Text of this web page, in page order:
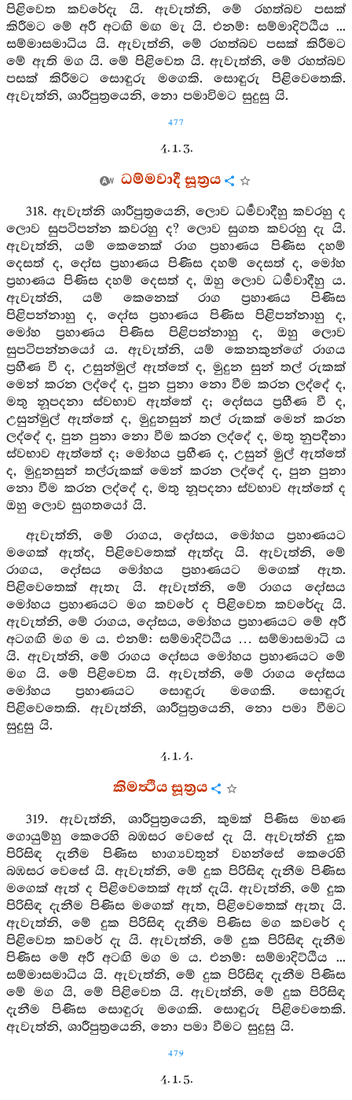
පිළිවෙත කවරේදැ යි. ඇවැත්නි, මේ රහත්බව පසක්
කිරීමට මේ අරී අටඟි මඟ මැ යි. එනම්: සම්මාදිට්ඨිය ...
සම්මාසමාධිය යි. ඇවැත්නි, මේ රහත්බව පසක් කිරීමට
මේ ඇති මග යි. මේ පිළිවෙත යි. ඇවැත්නි, මේ රහත්බව
පසක් කිරීමට සොඳුරු මගෙකි. සොඳුරු පිළිවෙතෙකි.
ඇවැත්නි, ශාරීපුත්‍රයෙනි, නො පමාවිමට සුදුසු යි.
477
4. 1. 3.
ධම්මවාදී සූත්‍රය
318. ඇවැත්නි ශාරීපුත්‍රයෙනි, ලොව ධර්‍මවාදීහු කවරහු ද
ලොව සුපටිපන්න කවරහු ද? ලොව සුගත කවරහු දැ යි.
ඇවැත්නි, යම් කෙනෙක් රාග ප්‍රහාණය පිණිස දහම්
දෙසත් ද, දෝස ප්‍රහාණය පිණිස දහම් දෙසත් ද, මෝහ
ප්‍රහාණය පිණිස දහම් දෙසත් ද, ඔහු ලොව ධර්‍මවාදීහු ය.
ඇවැත්නි, යම් කෙනෙක් රාග ප්‍රහාණය පිණිස
පිළිපන්නාහු ද, දෝස ප්‍රහාණය පිණිස පිළිපන්නාහු ද,
මෝහ ප්‍රහාණය පිණිස පිළිපන්නාහු ද, ඔහු ලොව
සුපටිපන්නයෝ ය. ඇවැත්නි, යම් කෙනකුන්ගේ රාගය
ප්‍රහීණ වී ද, උසුන්මුල් ඇත්තේ ද, මුදුන සුන් තල් රුකක්
මෙන් කරන ලද්දේ ද, පුන පුනා නො වීම කරන ලද්දේ ද,
මතු නූපදනා ස්වභාව ඇත්තේ ද; දෝසය ප්‍රහීණ වී ද,
උසුන්මුල් ඇත්තේ ද, මුදුනසුන් තල් රුකක් මෙන් කරන
ලද්දේ ද, පුන පුනා නො වීම කරන ලද්දේ ද, මතු නුපදීනා
ස්වභාව ඇත්තේ ද; මෝහය ප්‍රහීණ ද, උසුන් මුල් ඇත්තේ
ද, මුදුනසුන් තල්රුකක් මෙන් කරන ලද්දේ ද, පුන පුනා
නො වීම කරන ලද්දේ ද, මතු නූපදනා ස්වභාව ඇත්තේ ද
ඔහු ලොව සුගතයෝ යි.
ඇවැත්නි, මේ රාගය, දෝසය, මෝහය ප්‍රහාණයට
මගෙක් ඇත්ද, පිළිවෙතෙක් ඇත්දැ යි. ඇවැත්නි, මේ
රාගය, දෝසය මෝහය ප්‍රහාණයට මගෙක් ඇත.
පිළිවෙතෙක් ඇතැ යි. ඇවැත්නි, මේ රාගය දෝසය
මෝහය ප්‍රහාණයට මග කවරේ ද පිළිවෙත කවරේදැ යි.
ඇවැත්නි, මේ රාගය, දෝසය, මෝහය ප්‍රහාණයට මේ අරී
අටගඟි මග ම ය. එනම්: සම්මාදිට්ඨිය … සම්මාසමාධි ය
යි. ඇවැත්නි, මේ රාගය දෝසය මෝහය ප්‍රහාණයට මේ
මග යි. මේ පිළිවෙත යි. ඇවැත්නි, මේ රාගය දෝසය
මෝහය ප්‍රහාණයට සොඳුරු මගෙකි. සොඳුරු
පිළිවෙතෙකි. ඇවැත්නි, ශාරීපුත්‍රයෙනි, නො පමා වීමට
සුදුසු යි.
4. 1. 4.
කිමත්‍ථිය සූත්‍රය
319. ඇවැත්නි, ශාරීපුත්‍රයෙනි, කුමක් පිණිස මහණ
ගොයුම්හු කෙරෙහි බඹසර වෙසේ දැ යි. ඇවැත්නි දුක
පිරිසිඳ දැනීම පිණිස භාග්‍යවතුන් වහන්සේ කෙරෙහි
බඹසර වෙසේ යි. ඇවැත්නි, මේ දුක පිරිසිඳ දැනීම පිණිස
මගෙක් ඇත් ද පිළිවෙතෙක් ඇත් දැයි. ඇවැත්නි, මේ දුක
පිරිසිඳ දැනීම පිණිස මගෙක් ඇත, පිළිවෙතෙක් ඇතැ යි.
ඇවැත්නි, මේ දුක පිරිසිඳ දැනීම පිණිස මග කවරේ ද
පිළිවෙත කවරේ දැ යි. ඇවැත්නි, මේ දුක පිරිසිඳ දැනීම
පිණිස මේ අරී අටඟි මග ම ය. එනම්: සම්මාදිට්ඨිය ...
සම්මාසමාධිය යි. ඇවැත්නි, මේ දුක පිරිසිඳ දැනීම පිණිස
මේ මග යි, මේ පිළිවෙත යි. ඇවැත්නි, මේ දුක පිරිසිඳ
දැනීම පිණිස සොඳුරු මගෙකි. සොඳුරු පිළිවෙතෙකි.
ඇවැත්නි, ශාරීපුත්‍රයෙනි, නො පමා වීමට සුදුසු යි.
479
4. 1. 5.